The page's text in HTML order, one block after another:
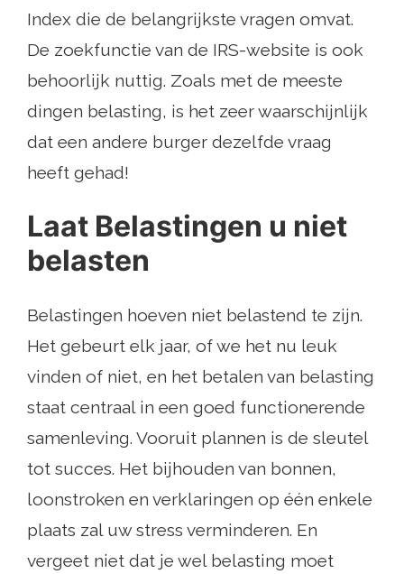
Index die de belangrijkste vragen omvat.
De zoekfunctie van de IRS-website is ook
behoorlijk nuttig. Zoals met de meeste
dingen belasting, is het zeer waarschijnlijk
dat een andere burger dezelfde vraag
heeft gehad!
Laat Belastingen u niet
belasten
Belastingen hoeven niet belastend te zijn.
Het gebeurt elk jaar, of we het nu leuk
vinden of niet, en het betalen van belasting
staat centraal in een goed functionerende
samenleving. Vooruit plannen is de sleutel
tot succes. Het bijhouden van bonnen,
loonstroken en verklaringen op één enkele
plaats zal uw stress verminderen. En
vergeet niet dat je wel belasting moet